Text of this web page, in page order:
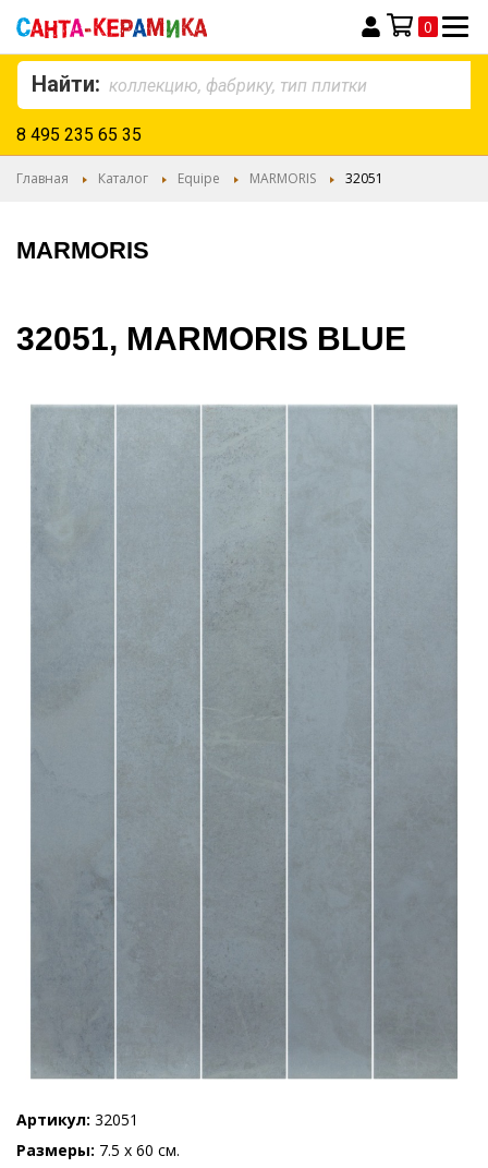
Моя корзина
0
Найти:
8 495 235 65 35
Главная Каталог Equipe MARMORIS 32051
MARMORIS
32051, MARMORIS BLUE
Артикул 32051
Размеры 7.5 x 60 см.